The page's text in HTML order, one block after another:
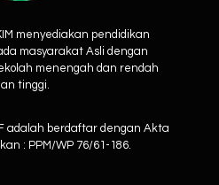
menyediakan pendidikan
masyarakat Asli dengan
menengah dan rendah
tinggi.
adalah berdaftar dengan Akta
: PPM/WP 76/61-186.